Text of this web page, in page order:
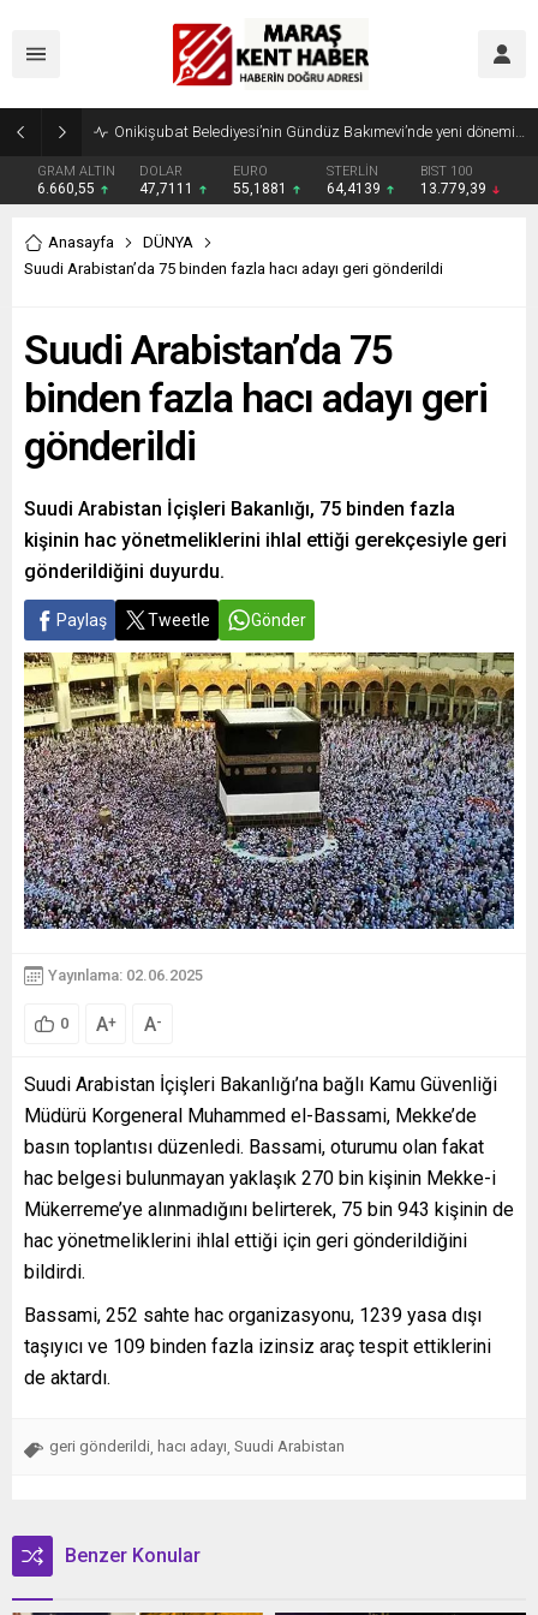
Geleneksel Ağustos Fuarı’nda Madrigal Coşkusu
GRAM ALTIN
6.660,55
DOLAR
47,7111
EURO
55,1881
STERLİN
64,4139
BIST 100
13.779,39
Anasayfa
DÜNYA
Suudi Arabistan’da 75 binden fazla hacı adayı geri gönderildi
Suudi Arabistan’da 75
binden fazla hacı adayı geri
gönderildi
Suudi Arabistan İçişleri Bakanlığı, 75 binden fazla
kişinin hac yönetmeliklerini ihlal ettiği gerekçesiyle geri
gönderildiğini duyurdu.
Paylaş Tweetle Gönder
Yayınlama: 02.06.2025
0 A+ A-
Suudi Arabistan İçişleri Bakanlığı’na bağlı Kamu Güvenliği
Müdürü Korgeneral Muhammed el-Bassami, Mekke’de
basın toplantısı düzenledi. Bassami, oturumu olan fakat
hac belgesi bulunmayan yaklaşık 270 bin kişinin Mekke-i
Mükerreme’ye alınmadığını belirterek, 75 bin 943 kişinin de
hac yönetmeliklerini ihlal ettiği için geri gönderildiğini
bildirdi.
Bassami, 252 sahte hac organizasyonu, 1239 yasa dışı
taşıyıcı ve 109 binden fazla izinsiz araç tespit ettiklerini
de aktardı.
geri gönderildi hacı adayı Suudi Arabistan
Benzer Konular